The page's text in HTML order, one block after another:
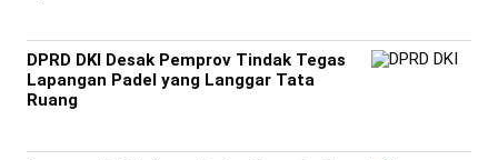
DPRD DKI Desak Pemprov Tindak Tegas
Lapangan Padel yang Langgar Tata
Ruang